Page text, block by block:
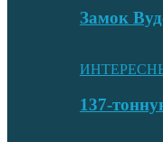
Замок
137-